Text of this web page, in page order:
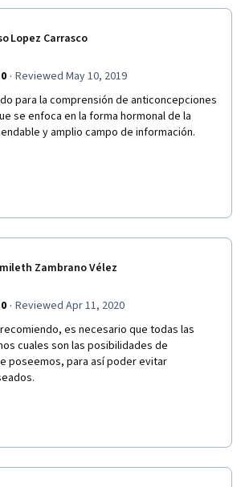
Lopez Carrasco
· Reviewed May 10, 2019
para la comprensión de anticoncepciones
se enfoca en la forma hormonal de la
y amplio campo de información.
Zambrano Vélez
· Reviewed Apr 11, 2020
es necesario que todas las
cuales son las posibilidades de
poseemos, para así poder evitar